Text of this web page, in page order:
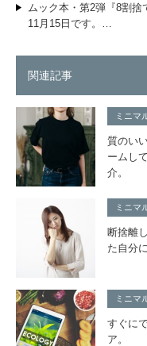
ムック本・第2弾『8割捨
11月15日です。…
関連記事
ミニマ
質のい
ームし
介。
ミニマ
断捨離
た自分
ミニマ
すぐに
ア。